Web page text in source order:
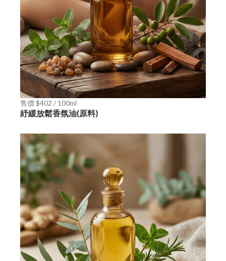
售價 $402 / 100ml
紓緩放鬆香氛油(原料)